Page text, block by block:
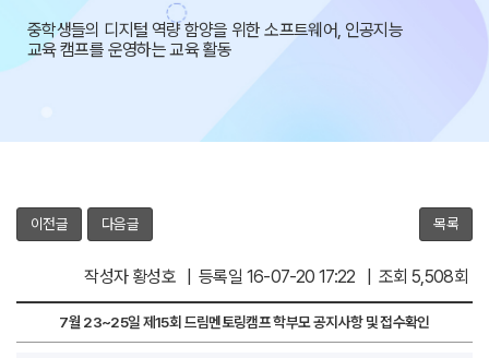
중학생들의 디지털 역량 함양을 위한 소프트웨어, 인공지능
교육 캠프를 운영하는 교육 활동
이전글 다음글 목록
작성자 황성호 | 등록일 16-07-20 17:22 | 조회 5,508회
7월 23~25일 제15회 드림멘토링캠프 학부모 공지사항 및 접수확인